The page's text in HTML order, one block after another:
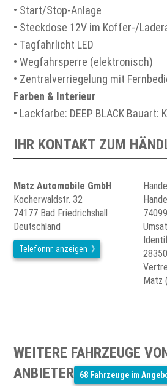
• Start/Stop-Anlage
• Steckdose 12V im Koffer-/
• Tagfahrlicht LED
• Wegfahrsperre (elektronisch)
• Zentralverriegelung mit
Farben & Interieur
• Lackfarbe: DEEP BLACK Bauart:
IHR KONTAKT ZUM
Matz Automobile GmbH
Kocherwaldstr. 32
74177 Bad Friedrichshall
Deutschland
Telefonnr. anzeigen
Matz
WEITERE FAHRZEUGE
ANBIETER 68 Fahrzeuge im